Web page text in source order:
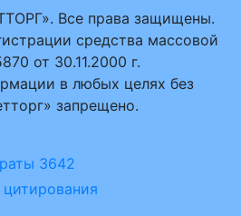
Все права защищены.
средства массовой
от 30.11.2000 г.
в любых целях без
запрещено.
3642